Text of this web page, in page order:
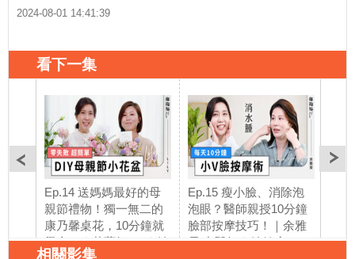
2024-08-01 14:41:39
看下一集
Ep.14 送媽媽最好的母
親節禮物！獨一無二的
康乃馨桌花，10分鐘就
學會！｜花藝師Lily｜她
Ep.15 瘦小臉、消除泡
泡眼？醫師親授10分鐘
臉部按摩技巧！｜余雅
雯 中醫師｜她健康She
法
相關影集